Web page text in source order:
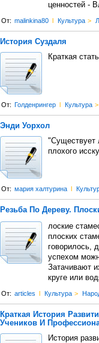
ценностей -
От: malinkina80 l Культура >
История Суздаля
Краткая
От: Голденрингер l Культура >
Энди Уорхол
"Существует
плохого
От: мария халтурина l
Резьба По Дереву.
лоские
плоских
говорилось,
успехом
Затачивают
круге или
От: articles l Культура >
Краткая История
Учеников И
История